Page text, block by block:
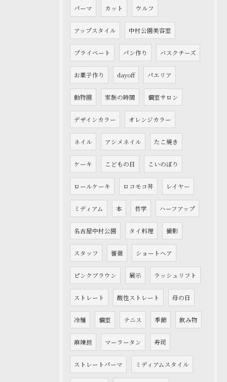
パーマ カット ウルフ
アップスタイル 中村公園美容室
プライベート パン作り バスクチーズ
お菓子作り dayoff パエリア
動物園 家族の時間 個室サロン
デザインカラー オレンジカラー
ネイル アシメネイル たこ焼き
ケーキ こどもの日 こいのぼり
ロールケーキ ロコモコ丼 レイヤー
ミディアム 本 哲学 ハーフアップ
名古屋中村公園 タイ料理 撮影
スタッフ 薔薇 ショートヘア
ピンクブラウン 展示 ラッシュリフト
ストレート 酸性ストレート 母の日
冷麺 個室 テニス 季節 飲み物
麻辣担 マーラータン 寿司
ストレートパーマ ミディアムスタイル